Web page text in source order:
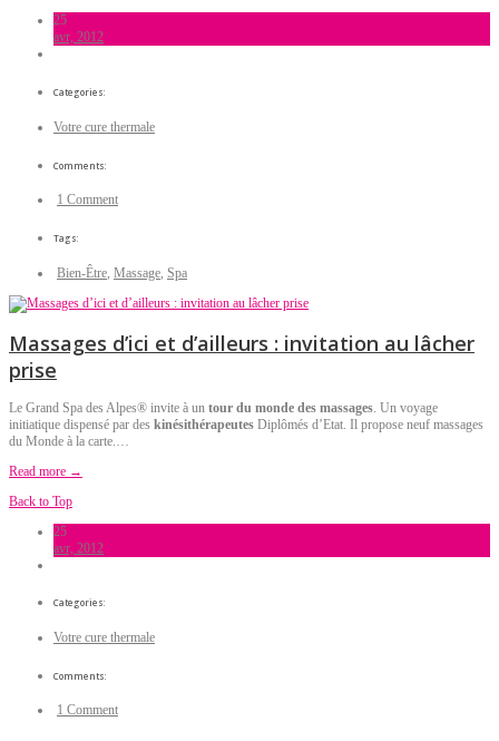
25
avr, 2012
Categories:
Votre cure thermale
Comments:
1 Comment
Tags:
Bien-Être Massage Spa
Massages d’ici et d’ailleurs : invitation au lâcher
prise
Le Grand Spa des Alpes® invite à un tour du monde des massages . Un voyage
initiatique dispensé par des kinésithérapeutes Diplômés d’Etat. Il propose neuf massages
du Monde à la carte.…
Read more →
Back to Top
25
avr, 2012
Categories:
Votre cure thermale
Comments:
1 Comment